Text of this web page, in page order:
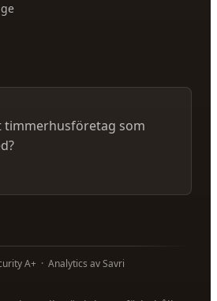
timmerhusföretag som
A+ · Analytics av Savri